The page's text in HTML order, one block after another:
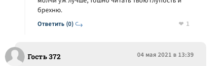
Ответить (0)
брехню.
1
Гость 372 04 мая 2021 в 13:39